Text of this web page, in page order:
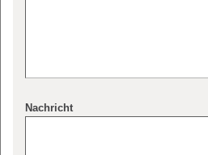
Nachricht